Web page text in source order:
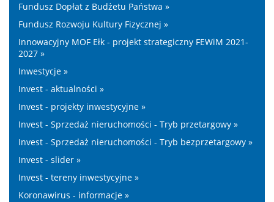
Fundusz Dopłat z Budżetu Państwa »
Fundusz Rozwoju Kultury Fizycznej »
Innowacyjny MOF Ełk - projekt strategiczny FEWiM 2021-
2027 »
Inwestycje »
Invest - aktualności »
Invest - projekty inwestycyjne »
Invest - Sprzedaż nieruchomości - Tryb przetargowy »
Invest - Sprzedaż nieruchomości - Tryb bezprzetargowy »
Invest - slider »
Invest - tereny inwestycyjne »
Koronawirus - informacje »